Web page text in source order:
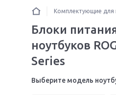
Комплектующие для
Блоки
ноутбуков
Series
Выберите модель